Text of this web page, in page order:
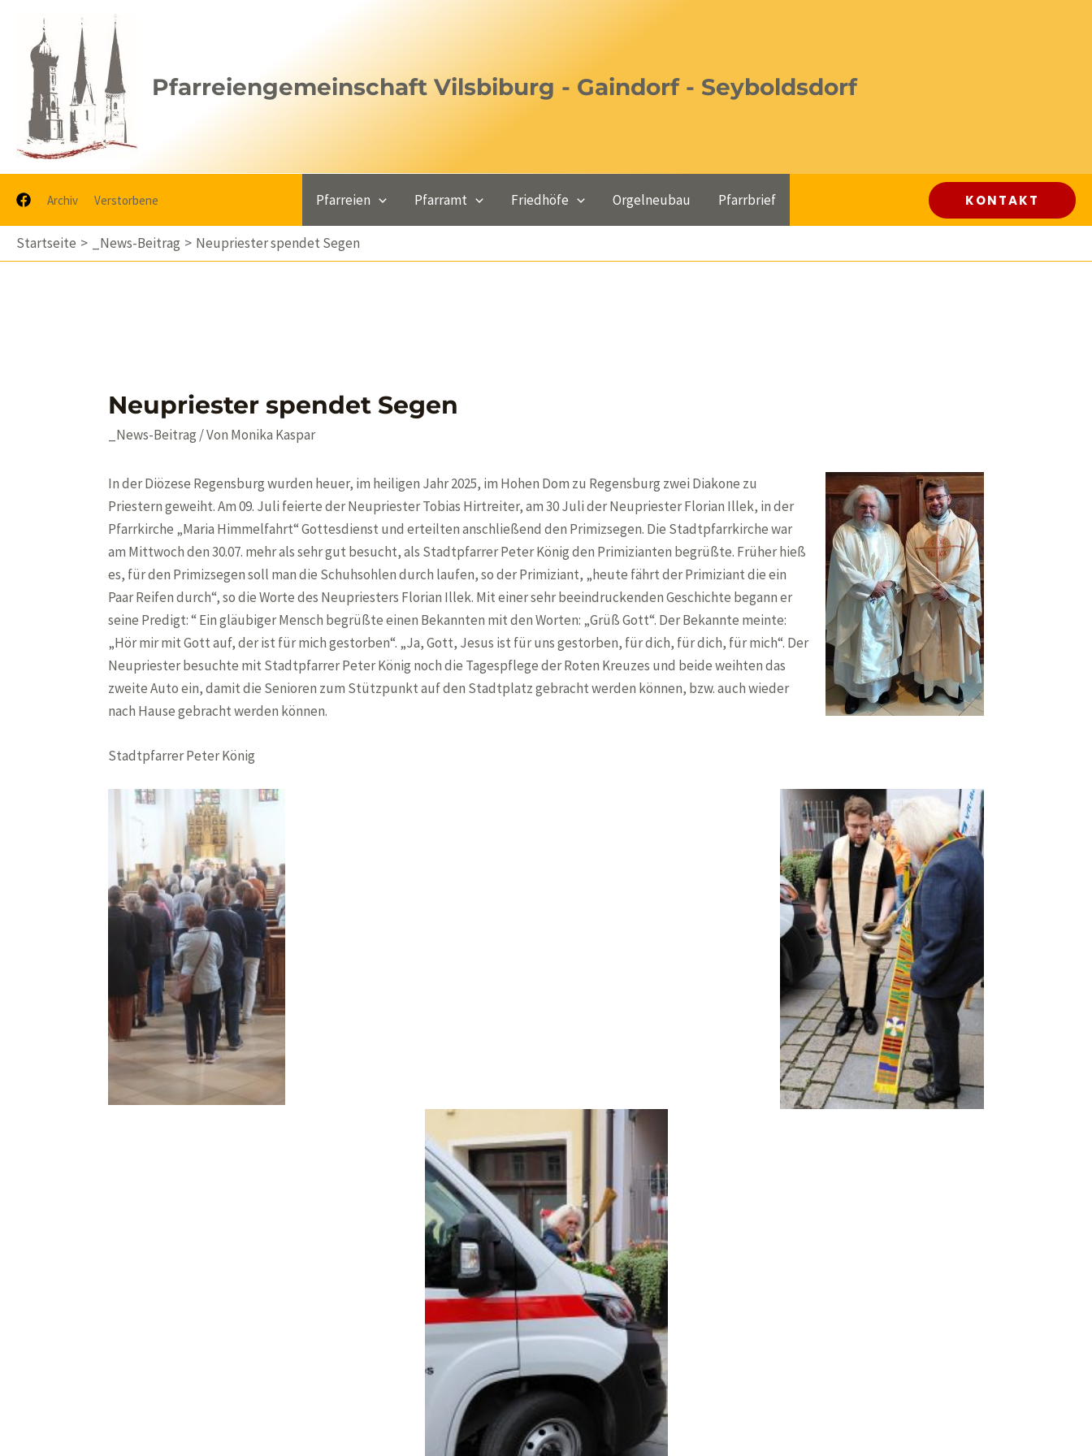
springen
Pfarreiengemeinschaft Vilsbiburg - Gaindorf - Seyboldsdorf
Archiv Verstorbene Pfarreien Pfarramt Friedhöfe Orgelneubau Pfarrbrief KONTAKT
Startseite _News-Beitrag Neupriester spendet Segen
Neupriester spendet Segen
_News-Beitrag / Von Monika Kaspar
In der Diözese Regensburg wurden heuer, im heiligen Jahr 2025, im Hohen Dom zu Regensburg zwei Diakone zu
Priestern geweiht. Am 09. Juli feierte der Neupriester Tobias Hirtreiter, am 30 Juli der Neupriester Florian Illek, in der
Pfarrkirche „Maria Himmelfahrt“ Gottesdienst und erteilten anschließend den Primizsegen. Die Stadtpfarrkirche war
am Mittwoch den 30.07. mehr als sehr gut besucht, als Stadtpfarrer Peter König den Primizianten begrüßte. Früher hieß
es, für den Primizsegen soll man die Schuhsohlen durch laufen, so der Primiziant, „heute fährt der Primiziant die ein
Paar Reifen durch“, so die Worte des Neupriesters Florian Illek. Mit einer sehr beeindruckenden Geschichte begann er
seine Predigt: “ Ein gläubiger Mensch begrüßte einen Bekannten mit den Worten: „Grüß Gott“. Der Bekannte meinte:
„Hör mir mit Gott auf, der ist für mich gestorben“. „Ja, Gott, Jesus ist für uns gestorben, für dich, für dich, für mich“. Der
Neupriester besuchte mit Stadtpfarrer Peter König noch die Tagespflege der Roten Kreuzes und beide weihten das
zweite Auto ein, damit die Senioren zum Stützpunkt auf den Stadtplatz gebracht werden können, bzw. auch wieder
nach Hause gebracht werden können.
Stadtpfarrer Peter König